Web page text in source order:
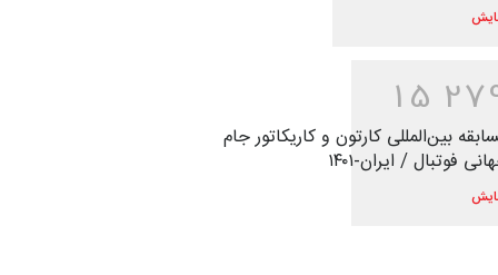
15 27
بین‌المللی کارتون و کاریکاتور جام
فوتبال / ایران-۱۴۰۱